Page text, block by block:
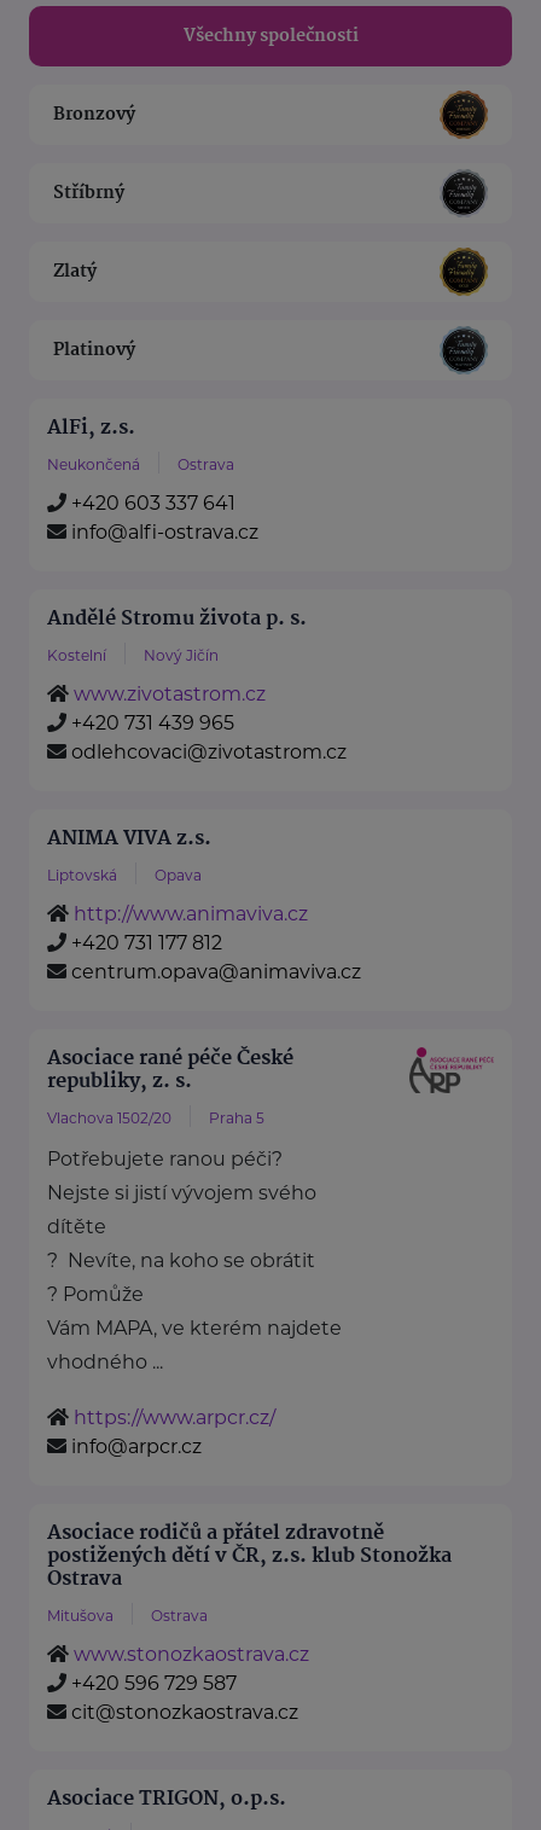
Všechny společnosti
Bronzový
Stříbrný
Zlatý
Platinový
AlFi, z.s.
Neukončená Ostrava
+420 603 337 641
info@alfi-ostrava.cz
Andělé Stromu života p. s.
Kostelní Nový Jičín
www.zivotastrom.cz
+420 731 439 965
odlehcovaci@zivotastrom.cz
ANIMA VIVA z.s.
Liptovská Opava
http://www.animaviva.cz
+420 731 177 812
centrum.opava@animaviva.cz
Asociace rané péče České
republiky, z. s.
Vlachova 1502/20 Praha 5
Potřebujete ranou péči?
Nejste si jistí vývojem svého
dítěte
? Nevíte, na koho se obrátit
? Pomůže
Vám MAPA, ve kterém najdete
vhodného ...
https://www.arpcr.cz/
info@arpcr.cz
Asociace rodičů a přátel zdravotně
postižených dětí v ČR, z.s. klub Stonožka
Ostrava
Mitušova Ostrava
www.stonozkaostrava.cz
+420 596 729 587
cit@stonozkaostrava.cz
Asociace TRIGON, o.p.s.